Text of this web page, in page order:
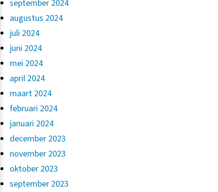
september 2024
augustus 2024
juli 2024
juni 2024
mei 2024
april 2024
maart 2024
februari 2024
januari 2024
december 2023
november 2023
oktober 2023
september 2023